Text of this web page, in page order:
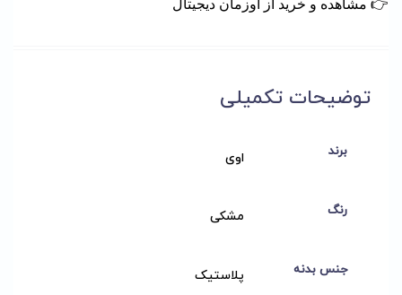
👉 مشاهده و خرید از اوزمان دیجیتال
توضیحات تکمیلی
برند اوی
رنگ مشکی
جنس بدنه پلاستیک